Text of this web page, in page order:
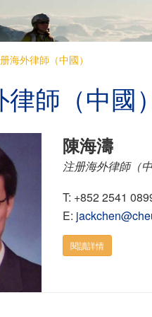
海外律師（中國）
律師（中國
陳海濤
注册海外律師（
T: +852 2541
E:
閱讀詳情